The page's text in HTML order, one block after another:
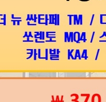
여기서 겉벨트세트를 교체하였습니다.
그런데 오늘 종합검사를 받았는데..
현재 13만1000키로 정도..
겉벨트 베어링 문제 같다고 정비를 받으
엑셀을 밟으면 이상한 소리가 납니다.
세게 밟으면 더 심하게 나구요.